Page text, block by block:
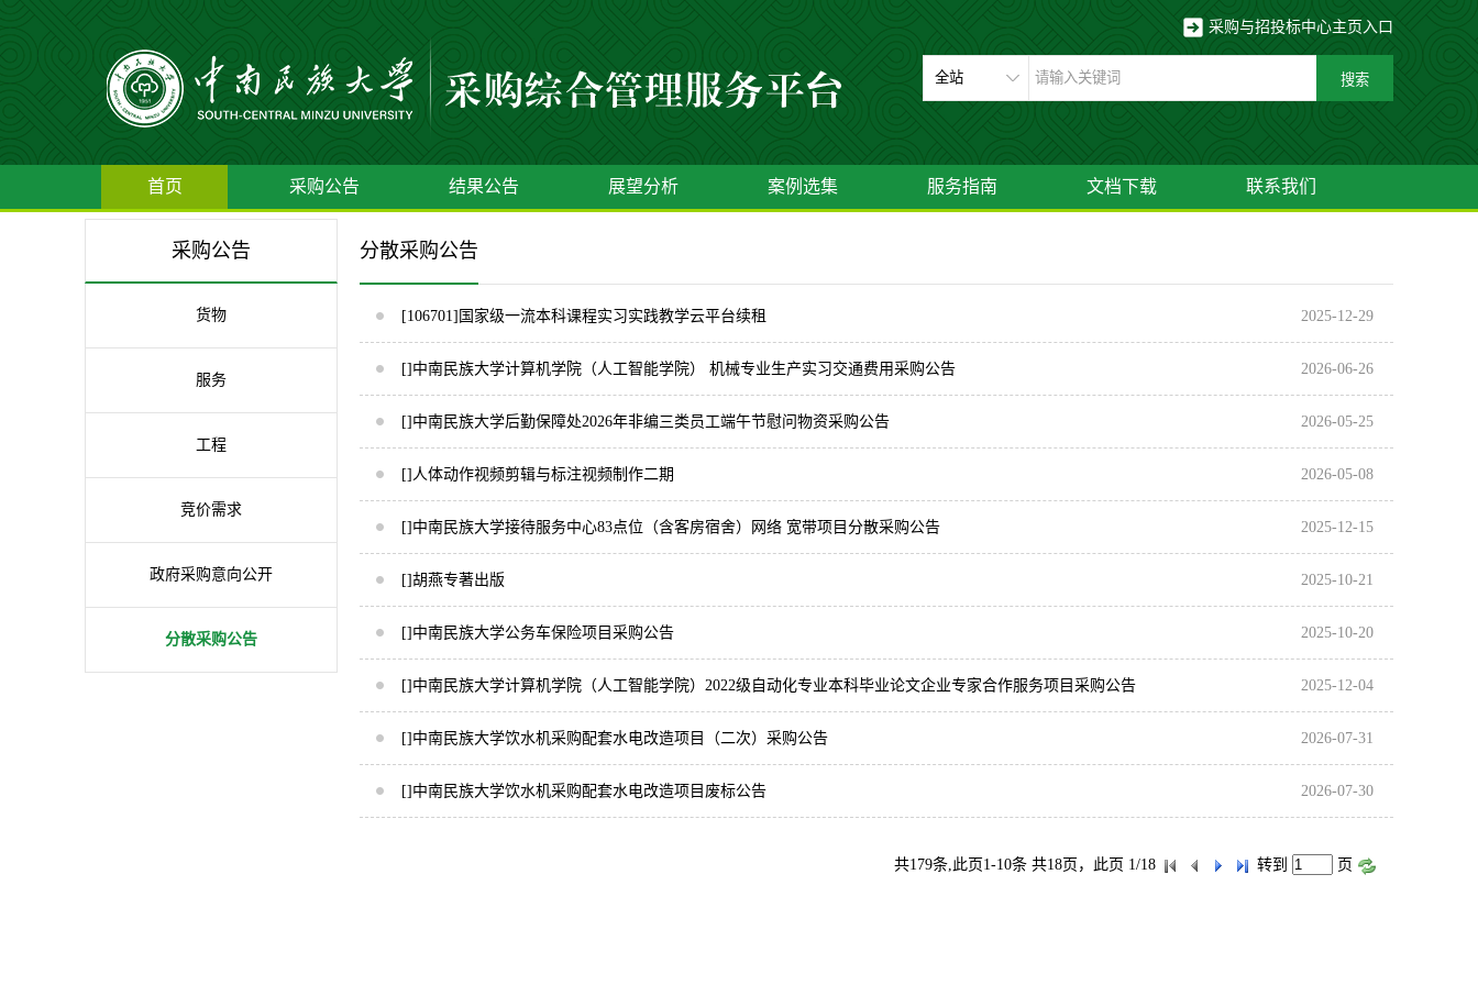
采购与招投标中心主页入口
首页 采购公告 结果公告 展望分析 案例选集 服务指南 文档下载 联系我们
采购公告
货物
服务
工程
竞价需求
政府采购意向公开
分散采购公告
分散采购公告
2025-12-29
[106701]国家级一流本科课程实习实践教学云平台续租
2026-06-26
[]中南民族大学计算机学院（人工智能学院） 机械专业生产实习交通费用采购公告
2026-05-25
[]中南民族大学后勤保障处2026年非编三类员工端午节慰问物资采购公告
2026-05-08
[]人体动作视频剪辑与标注视频制作二期
2025-12-15
[]中南民族大学接待服务中心83点位（含客房宿舍）网络 宽带项目分散采购公告
2025-10-21
[]胡燕专著出版
2025-10-20
[]中南民族大学公务车保险项目采购公告
2025-12-04
[]中南民族大学计算机学院（人工智能学院）2022级自动化专业本科毕业论文企业专家合作服务项目采购公告
2026-07-31
[]中南民族大学饮水机采购配套水电改造项目（二次）采购公告
2026-07-30
[]中南民族大学饮水机采购配套水电改造项目废标公告
共179条,此页1-10条 共18页，此页 1/18 转到 页